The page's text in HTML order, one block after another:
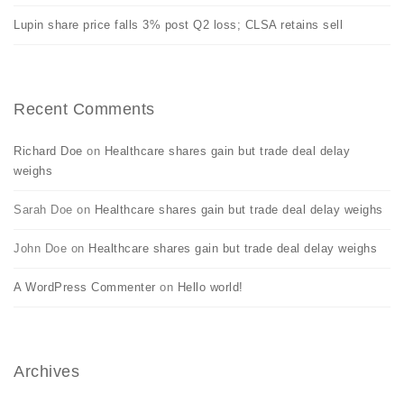
Lupin share price falls 3% post Q2 loss; CLSA retains sell
Recent Comments
Richard Doe on Healthcare shares gain but trade deal delay
weighs
Sarah Doe on Healthcare shares gain but trade deal delay weighs
John Doe on Healthcare shares gain but trade deal delay weighs
A WordPress Commenter on Hello world!
Archives